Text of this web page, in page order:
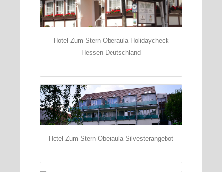
Hotel Zum Stern Oberaula Holidaycheck
Hessen Deutschland
Hotel Zum Stern Oberaula Silvesterangebot